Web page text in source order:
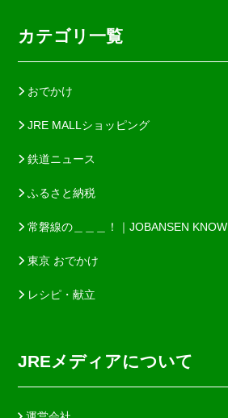
カテゴリ一覧
おでかけ
JRE MALLショッピング
鉄道ニュース
ふるさと納税
常磐線の＿＿＿！｜JOBANSEN KNOW
東京 おでかけ
レシピ・献立
JREメディアについて